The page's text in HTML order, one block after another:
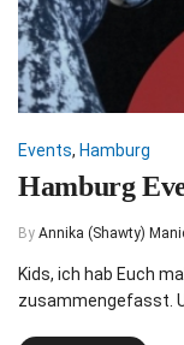
Events, Hamburg
Hamburg
By Annika (Shawty)
Kids, ich hab Euch
zusammengefasst.